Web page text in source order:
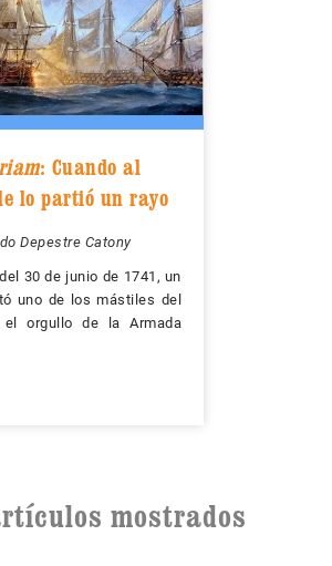
: Cuando al
lo partió un rayo
Depestre Catony
30 de junio de 1741, un
uno de los mástiles del
el orgullo de la Armada
mostrados